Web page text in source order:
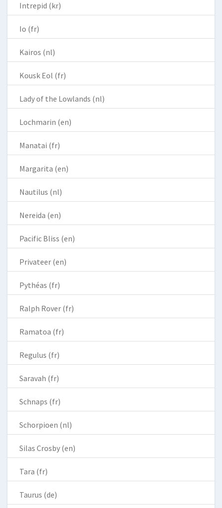
Intrepid (kr)
Io (fr)
Kairos (nl)
Kousk Eol (fr)
Lady of the Lowlands (nl)
Lochmarin (en)
Manatai (fr)
Margarita (en)
Nautilus (nl)
Nereida (en)
Pacific Bliss (en)
Privateer (en)
Pythéas (fr)
Ralph Rover (fr)
Ramatoa (fr)
Regulus (fr)
Saravah (fr)
Schnaps (fr)
Schorpioen (nl)
Silas Crosby (en)
Tara (fr)
Taurus (de)